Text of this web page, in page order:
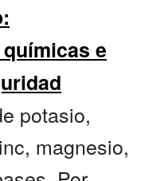
e
potasio,
magnesio,